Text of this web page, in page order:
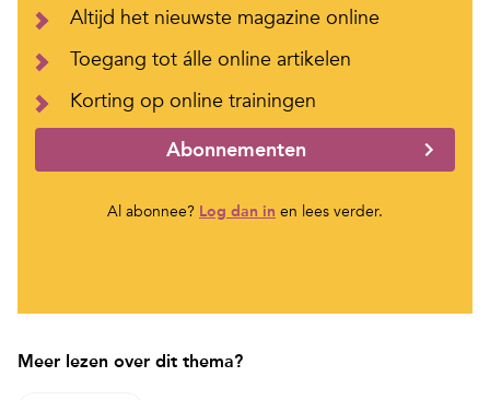
Altijd het nieuwste magazine online
Toegang tot álle online artikelen
Korting op online trainingen
Abonnementen
Al abonnee? Log dan in en lees verder.
Meer lezen over dit thema?